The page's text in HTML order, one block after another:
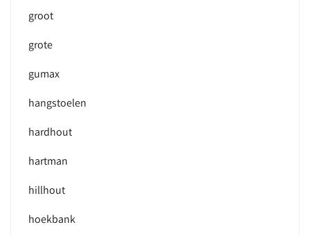
groot
grote
gumax
hangstoelen
hardhout
hartman
hillhout
hoekbank